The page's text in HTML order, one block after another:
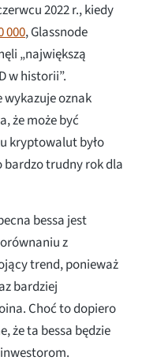
2022 r., kiedy
000, Glassnode
„największą
w historii”.
wykazuje oznak
że może być
kryptowalut było
bardzo trudny rok dla
bessa jest
z
trend, ponieważ
bardziej
Choć to dopiero
że ta bessa będzie